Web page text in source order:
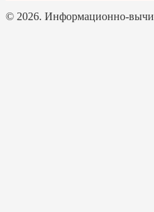
© 2026. Информационно-